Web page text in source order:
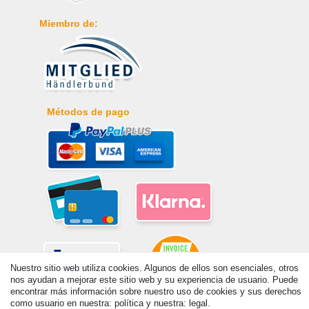
Miembro de:
Métodos de pago
Nuestro sitio web utiliza cookies. Algunos de ellos son esenciales, otros
nos ayudan a mejorar este sitio web y su experiencia de usuario. Puede
encontrar más información sobre nuestro uso de cookies y sus derechos
como usuario en nuestra: política y nuestra: legal.